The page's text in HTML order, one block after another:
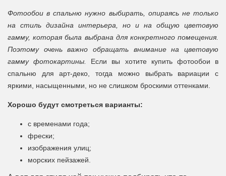
Фотообои в спальню нужно выбирать, опираясь не только
на стиль дизайна интерьера, но и на общую цветовую
гамму, которая была выбрана для конкретного помещения.
Поэтому очень важно обращать внимание на цветовую
гамму фотокартины.
Если вы хотите купить фотообои в
спальню для арт-деко, тогда можно выбрать вариации с
яркими, насыщенными, но не слишком броскими оттенками.
Хорошо будут смотреться варианты:
с временами года;
фрески;
изображения улиц;
морских пейзажей.